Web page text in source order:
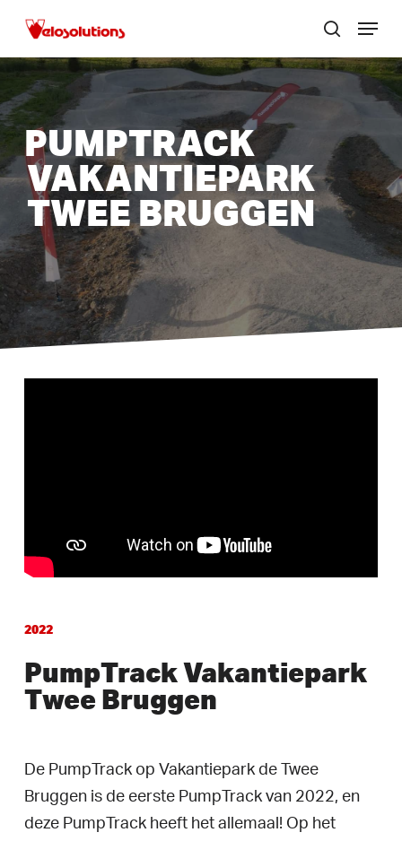
main
content
zoek
Menu
PUMPTRACK
VAKANTIEPARK
TWEE BRUGGEN
2022
PumpTrack Vakantiepark
Twee Bruggen
De PumpTrack op Vakantiepark de Twee
Bruggen is de eerste PumpTrack van 2022, en
deze PumpTrack heeft het allemaal! Op het
Menu